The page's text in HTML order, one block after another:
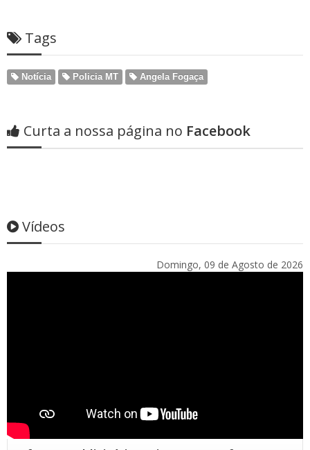
Tags
Notícia Policia MT Angela Fogaça
Curta a nossa página no Facebook
Vídeos
Domingo, 09 de Agosto de 2026